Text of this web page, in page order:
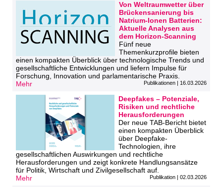
Von Weltraumwetter über
Brückensanierung bis
Natrium-Ionen Batterien:
Aktuelle Analysen aus
dem Horizon-Scanning
Fünf neue
Themenkurzprofile bieten
einen kompakten Überblick über technologische Trends und
gesellschaftliche Entwicklungen und liefern Impulse für
Forschung, Innovation und parlamentarische Praxis.
Mehr
Publikationen | 16.03.2026
Deepfakes – Potenziale,
Risiken und rechtliche
Herausforderungen
Der neue TAB-Bericht bietet
einen kompakten Überblick
über Deepfake-
Technologien, ihre
gesellschaftlichen Auswirkungen und rechtliche
Herausforderungen und zeigt konkrete Handlungsansätze
für Politik, Wirtschaft und Zivilgesellschaft auf.
Mehr
Publikation | 02.03.2026